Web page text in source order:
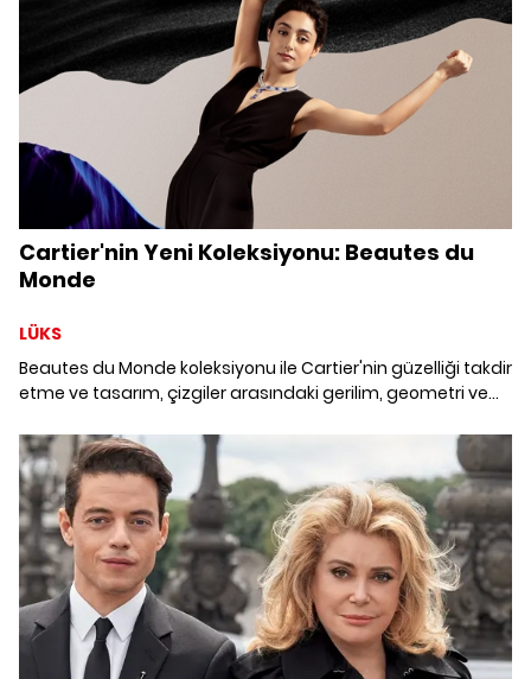
Cartier'nin Yeni Koleksiyonu: Beautes du
Monde
LÜKS
Beautes du Monde koleksiyonu ile Cartier'nin güzelliği takdir
etme ve tasarım, çizgiler arasındaki gerilim, geometri ve
önüne seriliyor.